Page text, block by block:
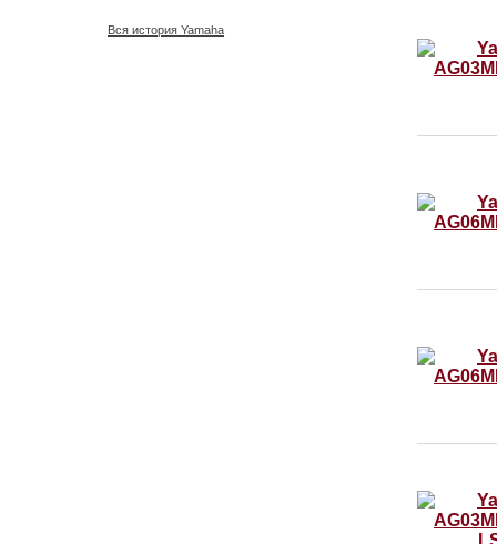
Вся история Yamaha